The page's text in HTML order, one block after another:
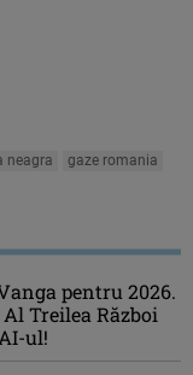
neagra gaze romania
pentru 2026.
Treilea Război
ul!